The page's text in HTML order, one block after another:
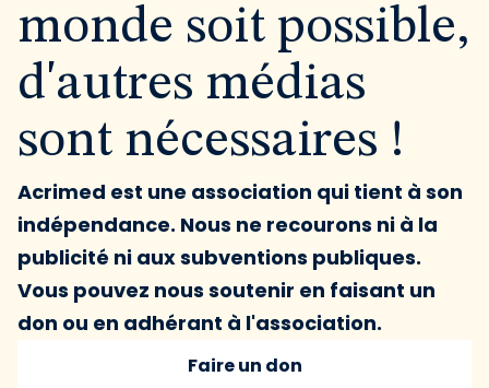
monde soit possible,
d'autres médias
sont nécessaires !
Acrimed est une association qui tient à son
indépendance. Nous ne recourons ni à la
publicité ni aux subventions publiques.
Vous pouvez nous soutenir en faisant un
don ou en adhérant à l'association.
Faire un don